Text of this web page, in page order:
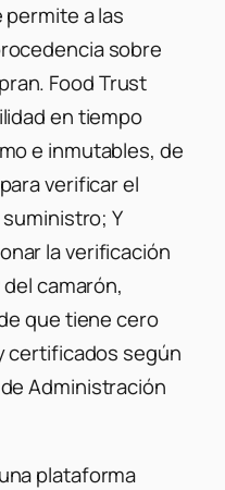
permite a las
sobre
Food Trust
en tiempo
e inmutables, de
verificar el
Y
la verificación
camarón,
que tiene cero
certificados según
Administración
plataforma